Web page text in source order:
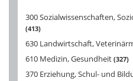
300 Sozialwissenschaften,
413
630 Landwirtschaft,
610 Medizin, Gesundheit 327
370 Erziehung, Schul- und